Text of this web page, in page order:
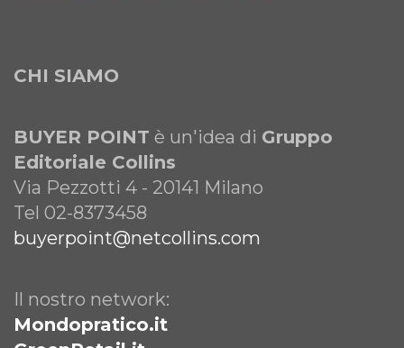
CHI SIAMO
BUYER POINT è un'idea di Gruppo
Editoriale Collins
Via Pezzotti 4 - 20141 Milano
Tel 02-8373458
buyerpoint@netcollins.com
Il nostro network:
Mondopratico.it